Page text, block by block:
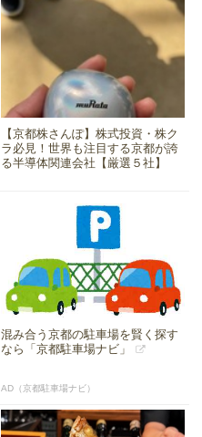
【京都株さんぽ】株式投資・株ク
ラ必見！世界も注目する京都が誇
る半導体関連会社【厳選５社】
混み合う京都の駐車場を賢く探す
なら「京都駐車場ナビ」
AD（京都駐車場ナビ）